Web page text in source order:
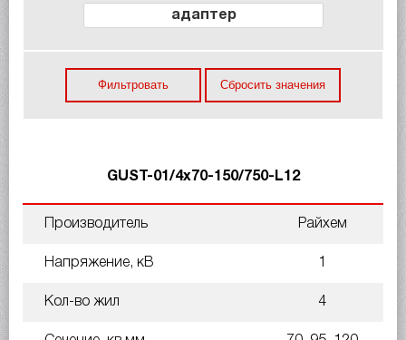
адаптер
Фильтровать Сбросить значения
GUST-01/4x70-150/750-L12
Производитель Райхем
Напряжение, кВ 1
Кол-во жил 4